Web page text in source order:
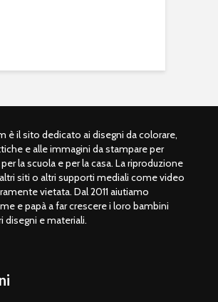
è il sito dedicato ai disegni da colorare,
e alle immagini da stampare per
la scuola e per la casa. La riproduzione
siti o altri supporti mediali come video
vietata. Dal 2011 aiutiamo
e papà a far crescere i loro bambini
disegni e materiali.